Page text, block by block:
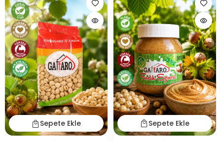
Sepete Ekle Sepete Ekle